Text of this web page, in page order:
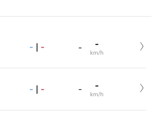
- | - - -
km/h
- | - - -
km/h